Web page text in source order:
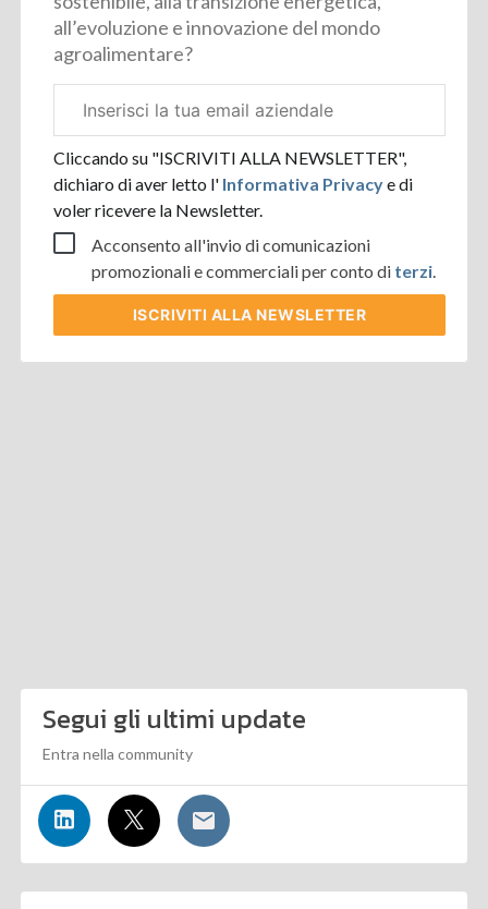
all’evoluzione e innovazione del mondo
agroalimentare?
aziendale
Cliccando su "ISCRIVITI ALLA NEWSLETTER",
dichiaro di aver letto l' Informativa Privacye di
voler ricevere la Newsletter.
Acconsento all'invio di comunicazioni
promozionali e commerciali per conto di terzi.
ISCRIVITI ALLA NEWSLETTER
Segui gli ultimi update
Entra nella community